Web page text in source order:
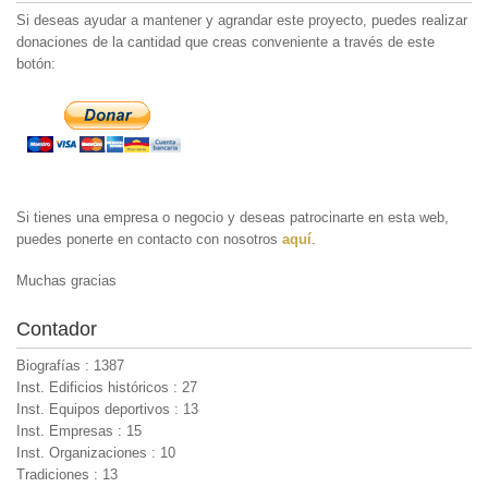
Si deseas ayudar a mantener y agrandar este proyecto, puedes realizar
donaciones de la cantidad que creas conveniente a través de este
botón:
Si tienes una empresa o negocio y deseas patrocinarte en esta web,
puedes ponerte en contacto con nosotros aquí
Muchas gracias
Contador
Biografías : 1387
Inst. Edificios históricos : 27
Inst. Equipos deportivos : 13
Inst. Empresas : 15
Inst. Organizaciones : 10
Tradiciones : 13